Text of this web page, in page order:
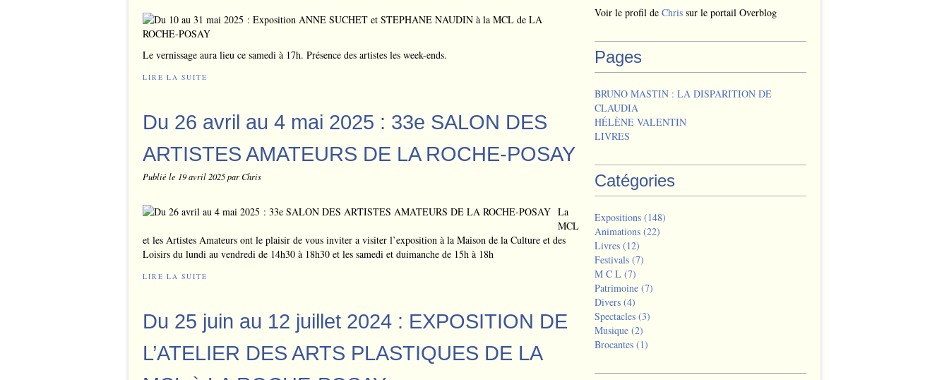
Le vernissage aura lieu ce samedi à 17h. Présence des artistes les week-ends.
LIRE LA SUITE
Du 26 avril au 4 mai 2025 : 33e SALON DES
ARTISTES AMATEURS DE LA ROCHE-POSAY
Publié le 19 avril 2025par Chris
La
MCL
et les Artistes Amateurs ont le plaisir de vous inviter a visiter l’exposition à la Maison de la Culture et des
Loisirs du lundi au vendredi de 14h30 à 18h30 et les samedi et duimanche de 15h à 18h
LIRE LA SUITE
Du 25 juin au 12 juillet 2024 : EXPOSITION DE
L’ATELIER DES ARTS PLASTIQUES DE LA
Voir le profil de Chris sur le portail Overblog
Pages
BRUNO MASTIN : LA DISPARITION DE
CLAUDIA
HÉLÈNE VALENTIN
LIVRES
Catégories
Expositions (148)
Animations (22)
Livres (12)
Festivals (7)
M C L (7)
Patrimoine (7)
Divers (4)
Spectacles (3)
Musique (2)
Brocantes (1)